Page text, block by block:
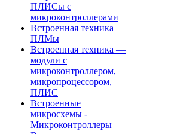
ПЛИСы с
микроконтроллерами
Встроенная техника —
ПЛМы
Встроенная техника —
модули с
микроконтроллером,
микропроцессором,
ПЛИС
Встроенные
микросхемы -
Микроконтроллеры